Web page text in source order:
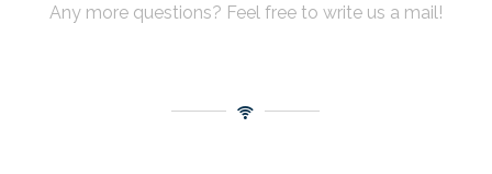
Any more questions? Feel free to write us a mail!